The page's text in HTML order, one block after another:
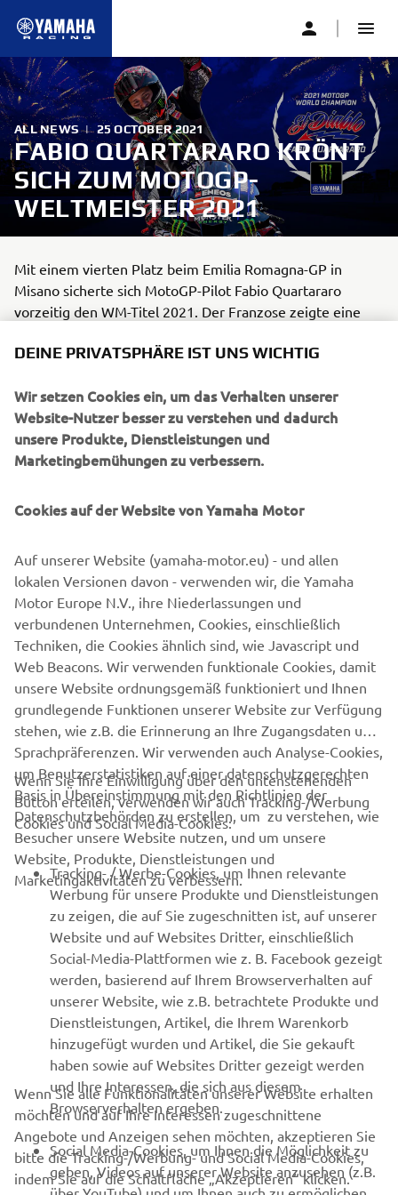
ALL NEWS | 25 OCTOBER 2021
FABIO QUARTARARO KRÖNT
SICH ZUM MOTOGP-
WELTMEISTER 2021
Mit einem vierten Platz beim Emilia Romagna-GP in
Misano sicherte sich MotoGP-Pilot Fabio Quartararo
vorzeitig den WM-Titel 2021. Der Franzose zeigte eine
Werksteam errang er bislang fünf Siege und stand fünf
der 22-Jährige insgesamt 267 Punkte und ist damit zwei
Rennen vor Saisonende uneinholbar. Sein MotoGP-Debüt
gab Quartararo 2019 im Petronas Yamaha SRT Team. In
seiner Rookie-Saison beeindruckte er bereits mit sieben
der erste Sieg. In seinem dritten MotoGP-Jahr krönte sich
MIT SEINEM TITELGEWINN REIHT
SICH DER FRANZOSE IN EINE
LISTE NAMHAFTER RENNFAHRER
EIN.
Jorge Lorenzo gewann mit Yamaha drei Mal die MotoGP-
Klasse (2010, 2012 und 2015)
Vier WM-Titel gingen anValentino Rossi(2004, 2005,
2008 und 2009).
Wayne Rainey(1990, 1991, 1992), Eddie Lawson
1986, 1988),
Kenny Roberts (1978, 1979, 1980) und
Giacomo Agostini(1975) waren für Yamaha zudem in der
500-ccm-Kategorie siegreich.
RACING NEWS
GYTR®
BEKLEIDUNG
CORPORATE
DEINE PRIVATSPHÄRE IST UNS WICHTIG
Wir setzen Cookies ein, um das Verhalten unserer
Website-Nutzer besser zu verstehen und dadurch
unsere Produkte, Dienstleistungen und
Marketingbemühungen zu verbessern.
Cookies auf der Website von Yamaha Motor
Auf unserer Website (yamaha-motor.eu) - und allen
lokalen Versionen davon - verwenden wir, die Yamaha
Motor Europe N.V., ihre Niederlassungen und
verbundenen Unternehmen, Cookies, einschließlich
Techniken, die Cookies ähnlich sind, wie Javascript und
Web Beacons. Wir verwenden funktionale Cookies, damit
unsere Website ordnungsgemäß funktioniert und Ihnen
grundlegende Funktionen unserer Website zur Verfügung
stehen, wie z.B. die Erinnerung an Ihre Zugangsdaten und
Sprachpräferenzen. Wir verwenden auch Analyse-Cookies,
um Benutzerstatistiken auf einer datenschutzgerechten
Basis in Übereinstimmung mit den Richtlinien der
Datenschutzbehörden zu erstellen, um zu verstehen, wie
Besucher unsere Website nutzen, und um unsere
Website, Produkte, Dienstleistungen und
Marketingaktivitäten zu verbessern.
Wenn Sie Ihre Einwilligung über den untenstehenden
Button erteilen, verwenden wir auch Tracking-/Werbung
Cookies und Social Media-Cookies:
Tracking- / Werbe-Cookies, um Ihnen relevante
Werbung für unsere Produkte und Dienstleistungen
zu zeigen, die auf Sie zugeschnitten ist, auf unserer
Website und auf Websites Dritter, einschließlich
Social-Media-Plattformen wie z. B. Facebook gezeigt
werden, basierend auf Ihrem Browserverhalten auf
unserer Website, wie z.B. betrachtete Produkte und
Dienstleistungen, Artikel, die Ihrem Warenkorb
hinzugefügt wurden und Artikel, die Sie gekauft
haben sowie auf Websites Dritter gezeigt werden
und Ihre Interessen, die sich aus diesem
Browserverhalten ergeben.
Social Media-Cookies, um Ihnen die Möglichkeit zu
geben, Videos auf unserer Website anzusehen (z.B.
über YouTube) und um Ihnen auch zu ermöglichen,
Wenn Sie alle Funktionalitäten unserer Website erhalten
möchten und auf Ihre Interessen zugeschnittene
Angebote und Anzeigen sehen möchten, akzeptieren Sie
bitte die Tracking-/Werbung- und Social Media-Cookies,
indem Sie auf die Schaltfläche „Akzeptieren“ klicken.